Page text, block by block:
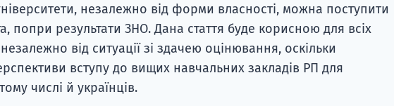
незалежно від форми власності, можна поступити
попри результати ЗНО. Дана стаття буде корисною для всіх
незалежно від ситуації зі здачею оцінювання, оскільки
вступу до вищих навчальних закладів РП для
числі й українців.